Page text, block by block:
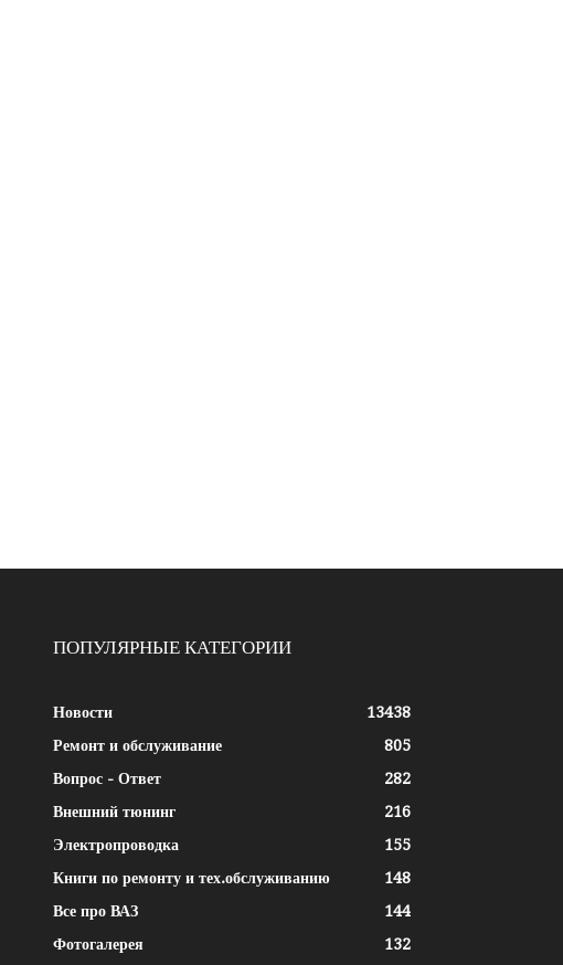
ПОПУЛЯРНЫЕ КАТЕГОРИИ
Новости
13438
Ремонт и обслуживание
805
Вопрос - Ответ
282
Внешний тюнинг
216
Электропроводка
155
Книги по ремонту и тех.обслуживанию
148
Все про ВАЗ
144
Фотогалерея
132